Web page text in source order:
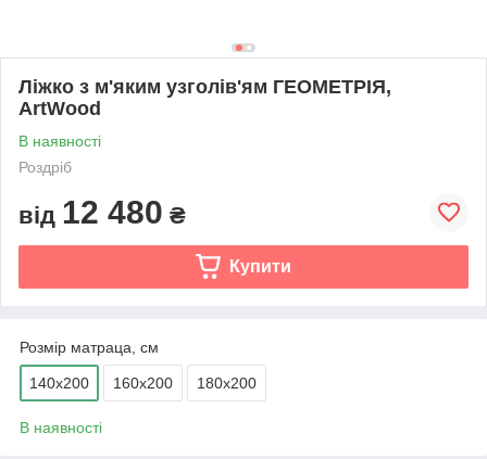
Ліжко з м'яким узголів'ям ГЕОМЕТРІЯ,
ArtWood
В наявності
Роздріб
від 12 480 ₴
Купити
Розмір матраца, см
140х200 160х200 180х200
В наявності